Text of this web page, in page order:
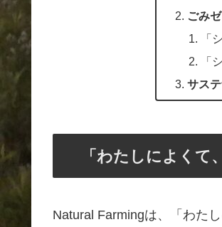
ごみ
「
「
サス
「わたしによく
Natural Farmingは、「わた